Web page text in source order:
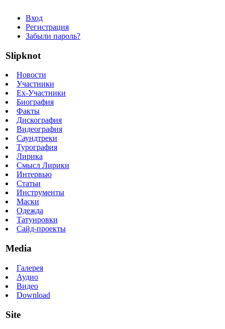
Вход
Регистрация
Забыли пароль?
Slipknot
Новости
Участники
Ex-Участники
Биография
Факты
Дискография
Видеография
Саундтреки
Турография
Лирика
Смысл Лирики
Интервью
Статьи
Инструменты
Маски
Одежда
Татуировки
Сайд-проекты
Media
Галерея
Аудио
Видео
Download
Site